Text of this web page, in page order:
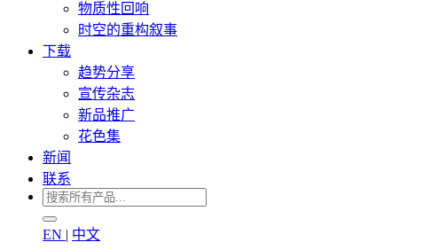
物质性回响
时空的重构叙事
下载
趋势分享
宣传杂志
新品推广
花色集
新闻
联系
EN | 中文